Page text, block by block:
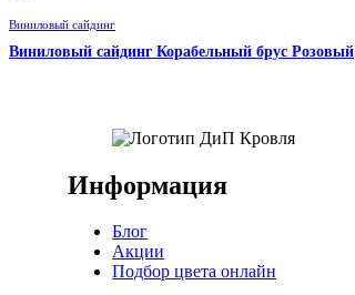
Виниловый сайдинг
Виниловый сайдинг Корабельный брус Розовый
Информация
Блог
Акции
Подбор цвета онлайн